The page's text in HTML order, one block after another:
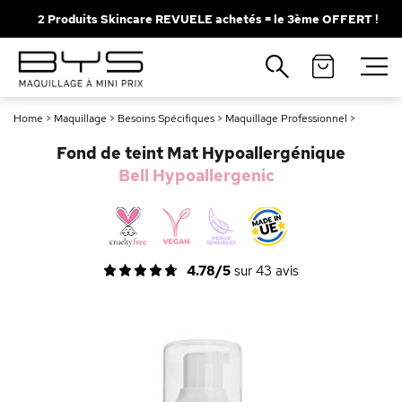
2 Produits Skincare REVUELE achetés = le 3ème OFFERT !
Home > Maquillage > Besoins Spécifiques > Maquillage Professionnel >
Fond de teint Mat Hypoallergénique
Bell Hypoallergenic
4.78/5 sur 43 avis
Fermer
Recherches populaires
Mascara
Palette
Solaire
Brumes
Blush
Rouge à Lèvres